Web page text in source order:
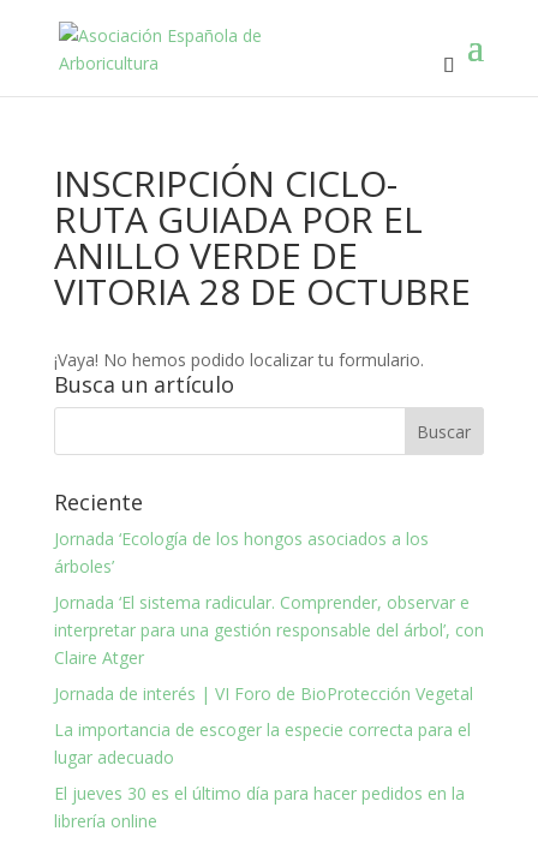
INSCRIPCIÓN CICLO-
RUTA GUIADA POR EL
ANILLO VERDE DE
VITORIA 28 DE OCTUBRE
¡Vaya! No hemos podido localizar tu formulario.
Busca un artículo
Reciente
Jornada ‘Ecología de los hongos asociados a los
árboles’
Jornada ‘El sistema radicular. Comprender, observar e
interpretar para una gestión responsable del árbol’, con
Claire Atger
Jornada de interés | VI Foro de BioProtección Vegetal
La importancia de escoger la especie correcta para el
lugar adecuado
El jueves 30 es el último día para hacer pedidos en la
librería online